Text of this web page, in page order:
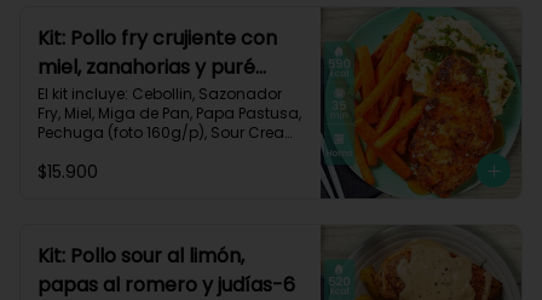
Kit: Pollo fry crujiente con
miel, zanahorias y puré
sour-40
El kit incluye: Cebollin, Sazonador
Fry, Miel, Miga de Pan, Papa Pastusa,
Pechuga (foto 160g/p), Sour Cream,
$15.900
Kit: Pollo sour al limón,
papas al romero y judías-6